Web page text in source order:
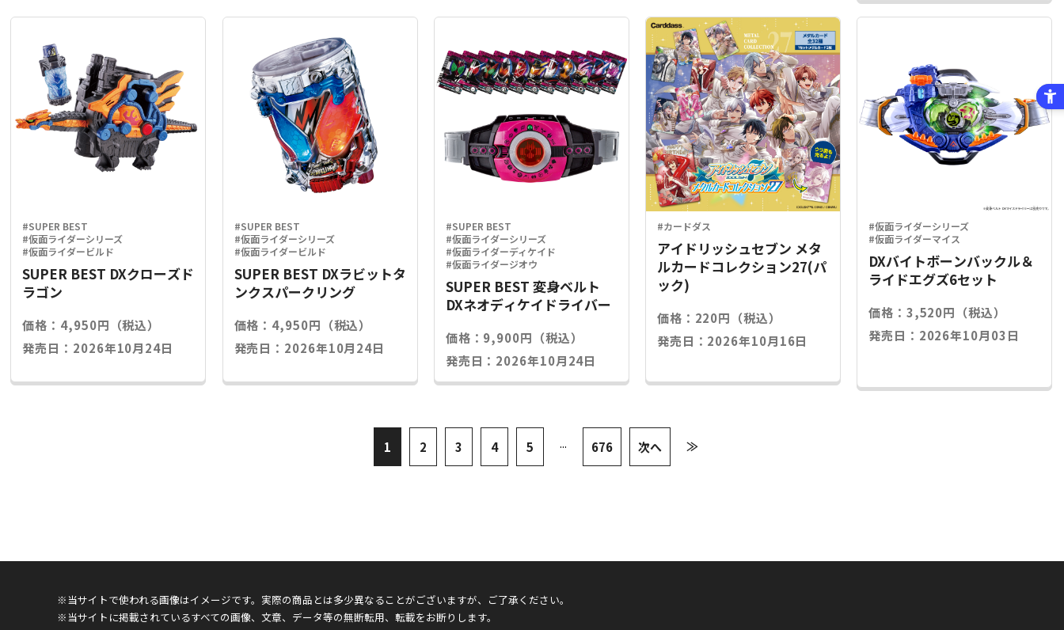
#SUPER BEST
#仮面ライダーシリーズ
#仮面ライダービルド
SUPER BEST DXクローズド
ラゴン
価格：4,950円（税込）
発売日：2026年10月24日
#SUPER BEST
#仮面ライダーシリーズ
#仮面ライダービルド
SUPER BEST DXラビットタ
ンクスパークリング
価格：4,950円（税込）
発売日：2026年10月24日
#SUPER BEST
#仮面ライダーシリーズ
#仮面ライダーディケイド
#仮面ライダージオウ
SUPER BEST 変身ベルト
DXネオディケイドライバー
価格：9,900円（税込）
発売日：2026年10月24日
#カードダス
アイドリッシュセブン メタ
ルカードコレクション27(パ
ック)
価格：220円（税込）
発売日：2026年10月16日
#仮面ライダーシリーズ
#仮面ライダーマイス
DXバイトボーンバックル＆
ライドエグズ6セット
価格：3,520円（税込）
発売日：2026年10月03日
1 2 3 4 5 ... 676 次へ ≫
※当サイトで使われる画像はイメージです。実際の商品とは多少異なることがございますが、ご了承ください。
※当サイトに掲載されているすべての画像、文章、データ等の無断転用、転載をお断りします。